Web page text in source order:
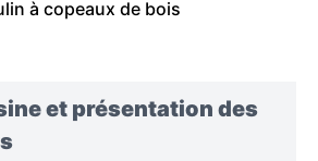
à copeaux de bois
et présentation des